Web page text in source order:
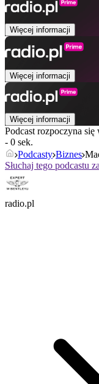
Więcej informacji
Więcej informacji
Więcej informacji
Podcast rozpoczyna się
- 0 sek.
Podcasty Biznes
Słuchaj tego podcastu
radio.pl